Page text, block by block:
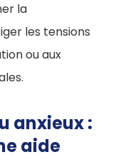
la
les tensions
ou aux
anxieux :
aide